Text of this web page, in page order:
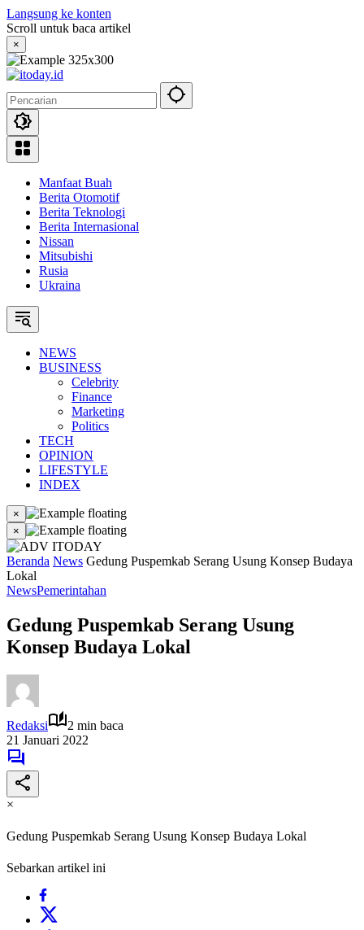
Langsung ke konten
Scroll untuk baca artikel
×
Manfaat Buah
Berita Otomotif
Berita Teknologi
Berita Internasional
Nissan
Mitsubishi
Rusia
Ukraina
NEWS
BUSINESS
Celebrity
Finance
Marketing
Politics
TECH
OPINION
LIFESTYLE
INDEX
×
×
Beranda News Gedung Puspemkab Serang Usung Konsep Budaya
Lokal
NewsPemerintahan
Gedung Puspemkab Serang Usung
Konsep Budaya Lokal
Redaksi
2 min baca
21 Januari 2022
×
Gedung Puspemkab Serang Usung Konsep Budaya Lokal
Sebarkan artikel ini